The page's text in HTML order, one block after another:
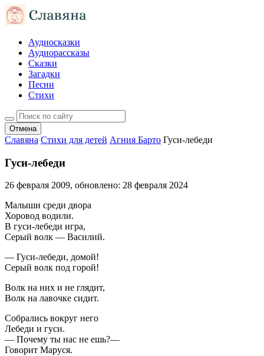
Аудиосказки
Аудиорассказы
Сказки
Загадки
Песни
Стихи
Отмена
Славяна Стихи для детей Агния Барто Гуси-лебеди
Гуси-лебеди
26 февраля 2009, обновлено: 28 февраля 2024
Малыши среди двора
Хоровод водили.
В гуси-лебеди игра,
Серый волк — Василий.
— Гуси-лебеди, домой!
Серый волк под горой!
Волк на них и не глядит,
Волк на лавочке сидит.
Собрались вокруг него
Лебеди и гуси.
— Почему ты нас не ешь?—
Говорит Маруся.